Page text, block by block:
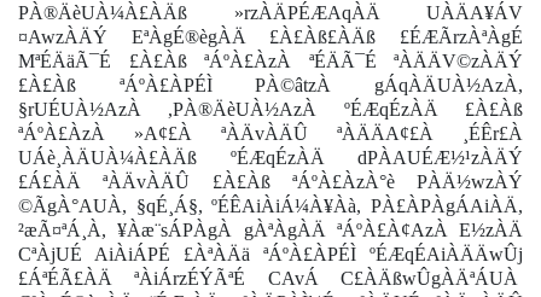
PÀ®ÄèUÀ¼À£ÀÄß »rzÀÄPÉÆAqÀÄ UÀÄA¥ÁV
¤AwzÀÄÝ EªÀgÉ®ègÀÄ £À£Àß£ÀÄß £ÉÆÃrzÀªÀgÉ
MªÉÄäÃ¯É £À£Àß ªÁºÀ£ÀzÀ ªÉÄÃ¯É ªÀÄÄV©zÀÄÝ
£À£Àß ªÁºÀ£ÀPÉÌ PÀ©âtzÀ gÁqÀÄUÀ½AzÀ,
§rUÉUÀ½AzÀ ,PÀ®ÄèUÀ½AzÀ ºÉÆqÉzÀÄ £À£Àß
ªÁºÀ£ÀzÀ »A¢£À ªÀÄvÀÄÛ ªÀÄÄA¢£À ¸ÉÊr£À
UÁè¸ÀÄUÀ¼À£ÀÄß ºÉÆqÉzÀÄ dPÀAUÉÆ½¹zÀÄÝ
£Á£ÀÄ ªÀÄvÀÄÛ £À£Àß ªÁºÀ£ÀzÀ°è PÀÄ½wzÀÝ
©ÃgÀ°AUÀ, §qÉ¸Á§, ºÉÊAiÀiÁ¼À¥Àà, PÀ£ÀPÀgÁAiÀÄ,
²æÃ¤ªÁ¸À, ¥Àæ¨sÁPÀgÀ gÀªÀgÀÄ ªÁºÀ£À¢AzÀ E½zÀÄ
CªÀjUÉ AiÀiÁPÉ £ÀªÀÄä ªÁºÀ£ÀPÉÌ ºÉÆqÉAiÀÄÄwÛj
£ÁªÉÃ£ÀÄ ªÀiÁrzÉÝÃªÉ CAvÁ C£ÀÄßwÛgÀÄªÁUÀ